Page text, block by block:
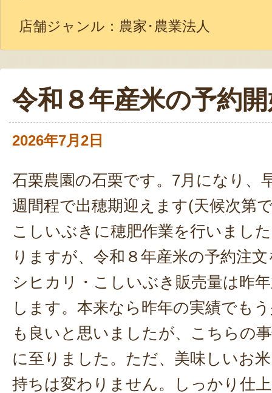
店舗ジャンル： 農家･農業法人
令和８年産米の予約
2026年7月2日
石栗農園の石栗です。7月になり、
週間程で出穂期迎えます(天候次第
こしいぶきに穂肥作業を行いまし
りますが、令和８年産米の予約注
シヒカリ・こしいぶき販売量は昨
します。本来なら昨年の実績でも
も良いと思いましたが、こちらの
に至りました。ただ、美味しいお
持ちは変わりません。しっかり仕